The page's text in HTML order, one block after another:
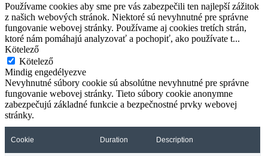
Používame cookies aby sme pre vás zabezpečili ten najlepší zážitok
z našich webových stránok. Niektoré sú nevyhnutné pre správne
fungovanie webovej stránky. Používame aj cookies tretích strán,
ktoré nám pomáhajú analyzovať a pochopiť, ako používate t...
Kötelező
Kötelező
Mindig engedélyezve
Nevyhnutné súbory cookie sú absolútne nevyhnutné pre správne
fungovanie webovej stránky. Tieto súbory cookie anonymne
zabezpečujú základné funkcie a bezpečnostné prvky webovej
stránky.
Cookie Duration Description